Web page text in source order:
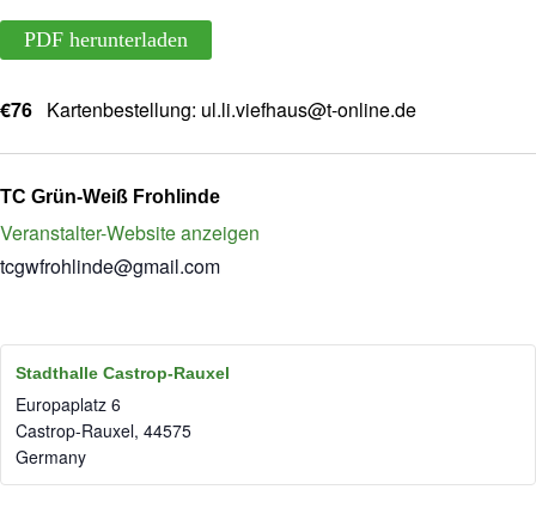
PDF herunterladen
€76 Kartenbestellung: ul.li.viefhaus@t-online.de
TC Grün-Weiß Frohlinde
Veranstalter-Website anzeigen
tcgwfrohlinde@gmail.com
Stadthalle Castrop-Rauxel
Europaplatz 6
Castrop-Rauxel, 44575
Germany